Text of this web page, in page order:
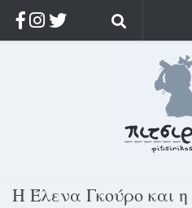
Στοχασμοί & αποφθέγματα
Η Έλενα Γκούρο και